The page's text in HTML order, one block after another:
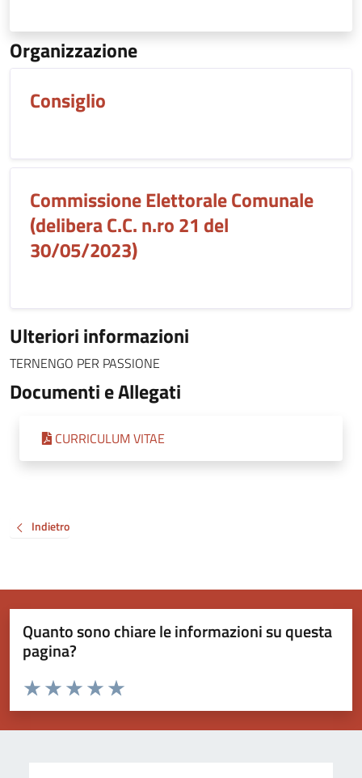
Organizzazione
Consiglio
Commissione Elettorale Comunale
(delibera C.C. n.ro 21 del
30/05/2023)
Ulteriori informazioni
TERNENGO PER PASSIONE
Documenti e Allegati
CURRICULUM VITAE
Indietro
Quanto sono chiare le informazioni su questa
pagina?
Valuta da 1 a 5 stelle la pagina
Valuta 5 stelle su 5
Valuta 4 stelle su 5
Valuta 3 stelle su 5
Valuta 2 stelle su 5
Valuta 1 stelle su 5